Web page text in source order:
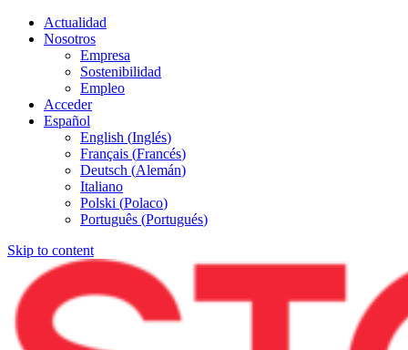
Actualidad
Nosotros
Empresa
Sostenibilidad
Empleo
Acceder
Español
English (Inglés)
Français (Francés)
Deutsch (Alemán)
Italiano
Polski (Polaco)
Português (Portugués)
Skip to content